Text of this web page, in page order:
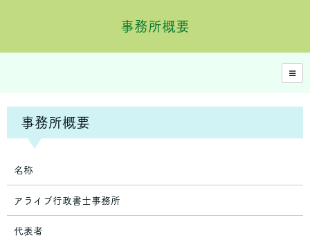
事務所概要
事務所概要
名称
アライブ行政書士事務所
代表者